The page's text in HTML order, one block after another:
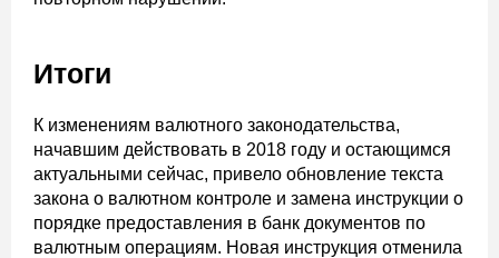
Итоги
К изменениям валютного законодательства,
начавшим действовать в 2018 году и остающимся
актуальными сейчас, привело обновление текста
закона о валютном контроле и замена инструкции о
порядке предоставления в банк документов по
валютным операциям. Новая инструкция отменила